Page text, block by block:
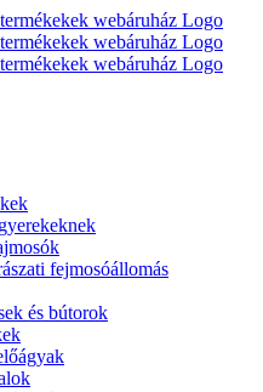
fejmosóállomás
és bútorok